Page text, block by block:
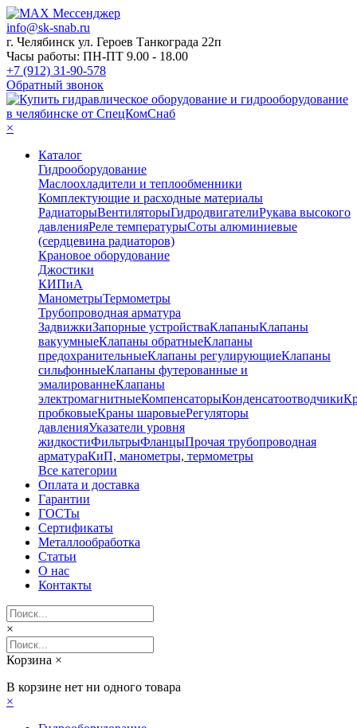
info@sk-snab.ru
г. Челябинск ул. Героев Танкограда 22п
Часы работы: ПН-ПТ 9.00 - 18.00
+7 (912) 31-90-578
Обратный звонок
×
Каталог
Гидрооборудование
Маслоохладители и теплообменники
Комплектующие и расходные материалы
РадиаторыВентиляторыГидродвигателиРукава высокого
давленияРеле температурыСоты алюминиевые
(сердцевина радиаторов)
Крановое оборудование
Джостики
КИПиА
МанометрыТермометры
Трубопроводная арматура
ЗадвижкиЗапорные устройстваКлапаныКлапаны
вакуумныеКлапаны обратныеКлапаны
предохранительныеКлапаны регулирующиеКлапаны
сильфонныеКлапаны футерованные и
эмалированнеКлапаны
электромагнитныеКомпенсаторыКонденсатоотводчики
пробковыеКраны шаровыеРегуляторы
давленияУказатели уровня
жидкостиФильтрыФланцыПрочая трубопроводная
арматураКиП, манометры, термометры
Все категории
Оплата и доставка
Гарантии
ГОСТы
Сертификаты
Металлообработка
Статьи
О нас
Контакты
×
Корзина ×
В корзине нет ни одного товара
×